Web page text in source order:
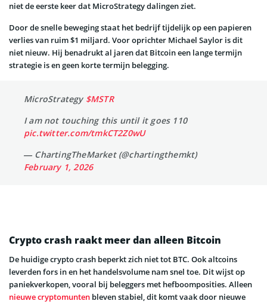
niet de eerste keer dat MicroStrategy dalingen ziet.
Door de snelle beweging staat het bedrijf tijdelijk op een papieren
verlies van ruim $1 miljard. Voor oprichter Michael Saylor is dit
niet nieuw. Hij benadrukt al jaren dat Bitcoin een lange termijn
strategie is en geen korte termijn belegging.
MicroStrategy $MSTR
I am not touching this until it goes 110
pic.twitter.com/tmkCT2Z0wU
— ChartingTheMarket (@chartingthemkt)
February 1, 2026
Crypto crash raakt meer dan alleen Bitcoin
De huidige crypto crash beperkt zich niet tot BTC. Ook altcoins
leverden fors in en het handelsvolume nam snel toe. Dit wijst op
paniekverkopen, vooral bij beleggers met hefboomposities. Alleen
nieuwe cryptomunten bleven stabiel, dit komt vaak door nieuwe